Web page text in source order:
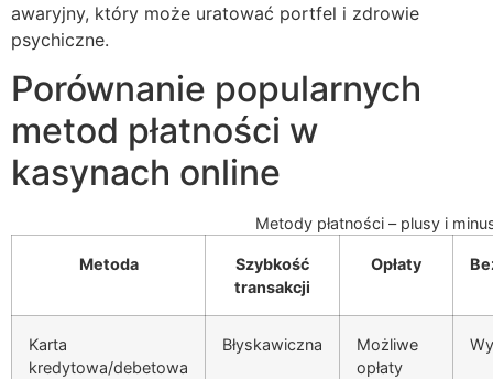
awaryjny, który może uratować portfel i zdrowie
psychiczne.
Porównanie popularnych
metod płatności w
kasynach online
Metody płatności – plusy i
Metoda
Szybkość
transakcji
Opłaty
Karta
kredytowa/debetowa
Błyskawiczna
Możliwe
opłaty